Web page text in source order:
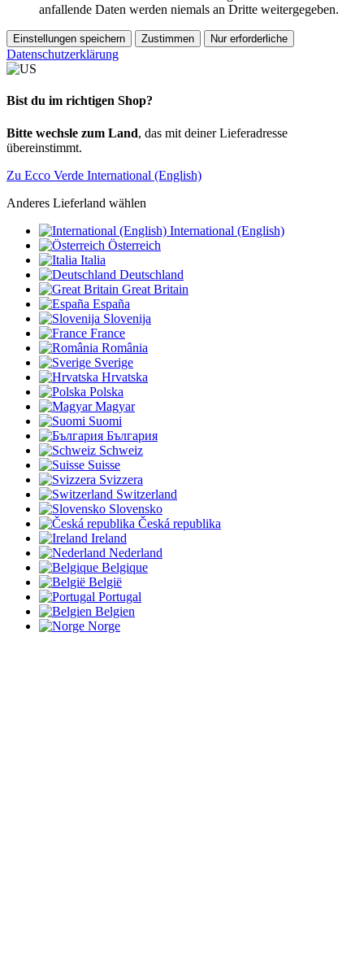
anfallende Daten werden niemals an Dritte weitergegeben.
Einstellungen speichern Zustimmen Nur erforderliche
Datenschutzerklärung
Bist du im richtigen Shop?
Bitte wechsle zum Land, das mit deiner Lieferadresse
übereinstimmt.
Zu Ecco Verde International (English)
Anderes Lieferland wählen
International (English)
Österreich
Italia
Deutschland
Great Britain
España
Slovenija
France
România
Sverige
Hrvatska
Polska
Magyar
Suomi
България
Schweiz
Suisse
Svizzera
Switzerland
Slovensko
Česká republika
Ireland
Nederland
Belgique
België
Portugal
Belgien
Norge